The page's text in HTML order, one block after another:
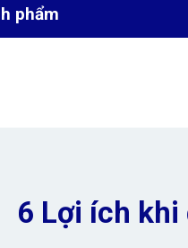
phẩm
6 Lợi ích khi